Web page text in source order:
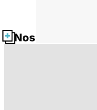
Nos fiches santé